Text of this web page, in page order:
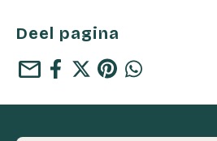
Deel pagina
mail